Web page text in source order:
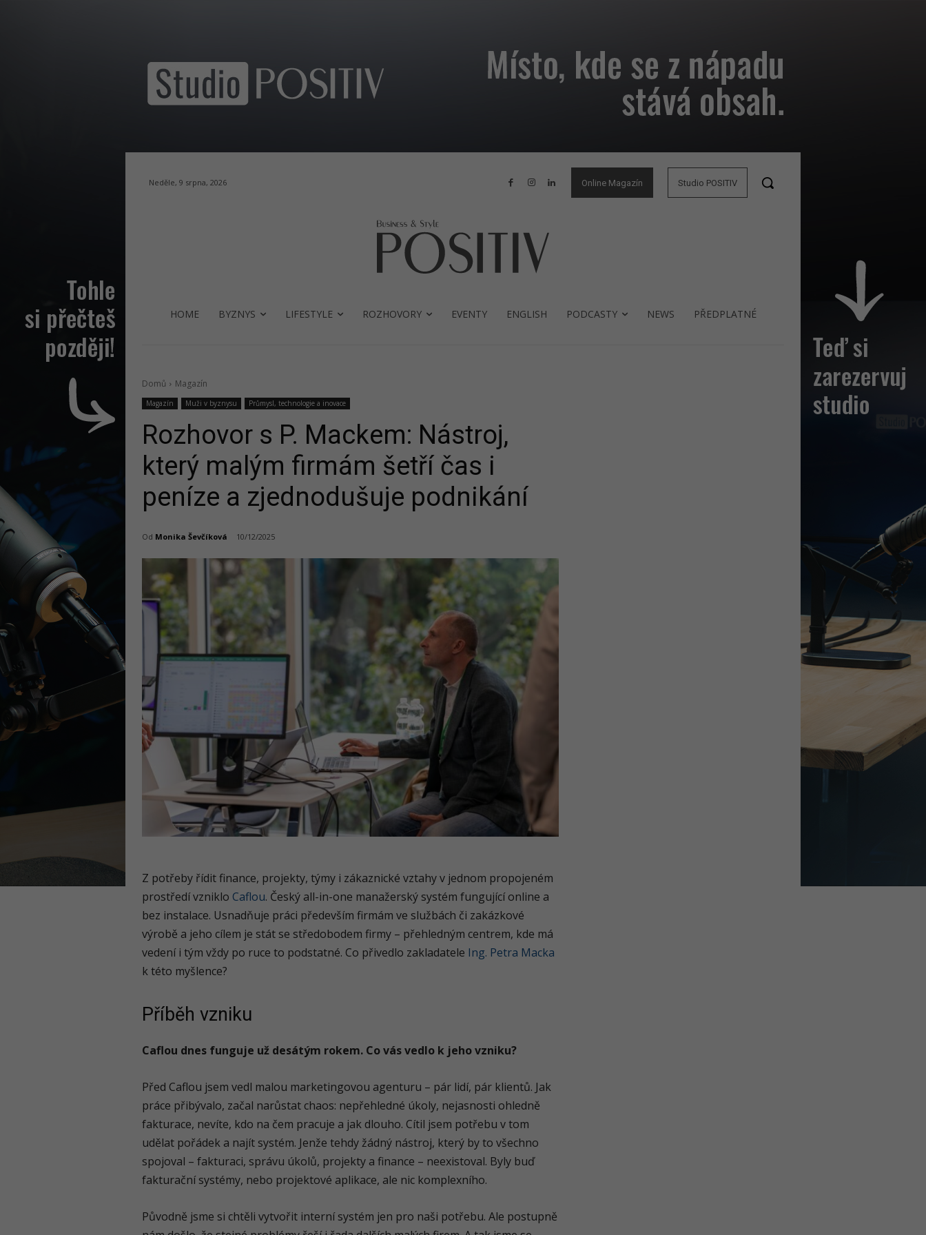
Neděle, 9 srpna, 2026 Online Magazín Studio POSITIV
HOME BYZNYS LIFESTYLE ROZHOVORY EVENTY ENGLISH PODCASTY NEWS PŘEDPLATNÉ
Domů Magazín
Magazín Muži v byznysu Průmysl, technologie a inovace
Rozhovor s P. Mackem: Nástroj,
který malým firmám šetří čas i
peníze a zjednodušuje podnikání
Od Monika Ševčíková 10/12/2025
Z potřeby řídit finance, projekty, týmy i zákaznické vztahy v jednom propojeném
prostředí vzniklo Caflou. Český all-in-one manažerský systém fungující online a
bez instalace. Usnadňuje práci především firmám ve službách či zakázkové
výrobě a jeho cílem je stát se středobodem firmy – přehledným centrem, kde má
vedení i tým vždy po ruce to podstatné. Co přivedlo zakladatele Ing. Petra Macka
k této myšlence?
Příběh vzniku
Caflou dnes funguje už desátým rokem. Co vás vedlo k jeho vzniku?
Před Caflou jsem vedl malou marketingovou agenturu – pár lidí, pár klientů. Jak
práce přibývalo, začal narůstat chaos: nepřehledné úkoly, nejasnosti ohledně
fakturace, nevíte, kdo na čem pracuje a jak dlouho. Cítil jsem potřebu v tom
udělat pořádek a najít systém. Jenže tehdy žádný nástroj, který by to všechno
spojoval – fakturaci, správu úkolů, projekty a finance – neexistoval. Byly buď
fakturační systémy, nebo projektové aplikace, ale nic komplexního.
Původně jsme si chtěli vytvořit interní systém jen pro naši potřebu. Ale postupně